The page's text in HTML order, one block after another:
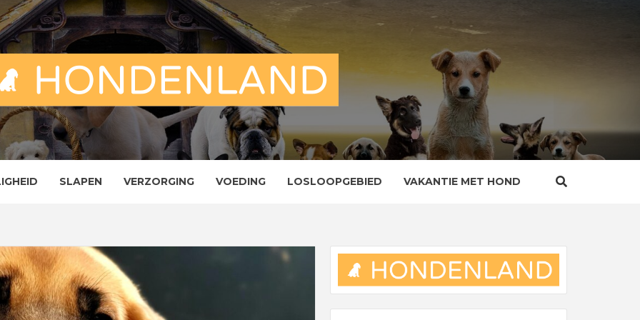
SLAPEN VERZORGING VOEDING LOSLOOPGEBIED VAKANTIE MET HOND